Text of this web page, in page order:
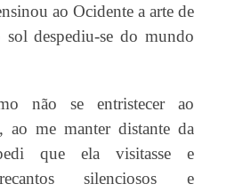
ao Ocidente a arte de
sol despediu-se do mundo
não se entristecer ao
ao me manter distante da
que ela visitasse e
silenciosos e